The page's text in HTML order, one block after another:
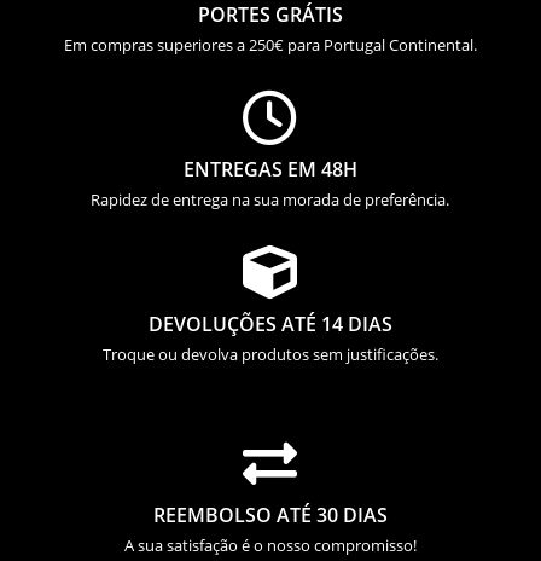
PORTES GRÁTIS
Em compras superiores a 250€ para Portugal Continental.

ENTREGAS EM 48H
Rapidez de entrega na sua morada de preferência.

DEVOLUÇÕES ATÉ 14 DIAS
Troque ou devolva produtos sem justificações.

REEMBOLSO ATÉ 30 DIAS
A sua satisfação é o nosso compromisso!